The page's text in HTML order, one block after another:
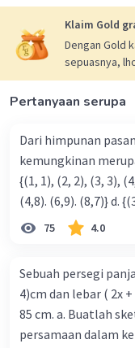
Klaim Gold
Dengan Gold
sepuasnya,
Pertanyaan serupa
Dari himpunan
kemungkinan merupakan ko-
{(1, 1), (2, 2), (3, 3), (4,4)} b. {(1, 2), (2, 3), (3, 4).
(4,8).
75 4.0
Sebuah persegi
4)cm dan lebar ( 2x
85 cm. a. Buatlah
persamaan dalam